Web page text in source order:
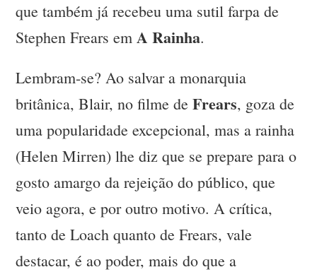
que também já recebeu uma sutil farpa de
Stephen Frears emA Rainha.
Lembram-se? Ao salvar a monarquia
britânica, Blair, no filme deFrears, goza de
uma popularidade excepcional, mas a rainha
(Helen Mirren) lhe diz que se prepare para o
gosto amargo da rejeição do público, que
veio agora, e por outro motivo. A crítica,
tanto de Loach quanto de Frears, vale
destacar, é ao poder, mais do que a